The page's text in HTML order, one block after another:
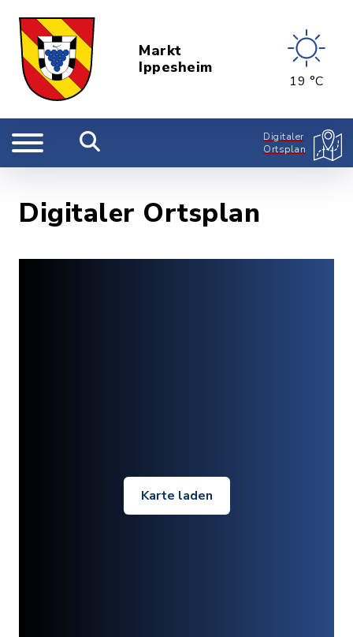
Markt
Ippesheim
19 °C
Digitaler
Ortsplan
Digitaler Ortsplan
Karte laden